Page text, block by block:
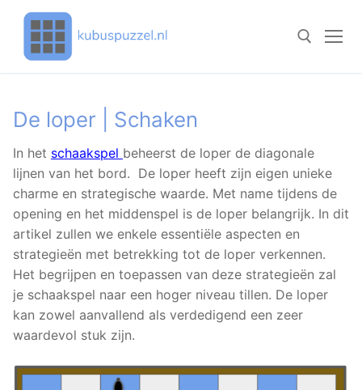
Doorgaan
inhoud
De loper | Schaken
In het schaakspel beheerst de loper de diagonale
lijnen van het bord. De loper heeft zijn eigen unieke
charme en strategische waarde. Met name tijdens de
opening en het middenspel is de loper belangrijk. In dit
artikel zullen we enkele essentiële aspecten en
strategieën met betrekking tot de loper verkennen.
Het begrijpen en toepassen van deze strategieën zal
je schaakspel naar een hoger niveau tillen. De loper
kan zowel aanvallend als verdedigend een zeer
waardevol stuk zijn.